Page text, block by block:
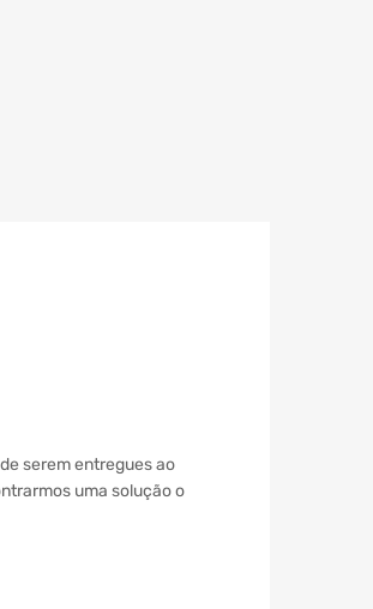
serem entregues ao
uma solução o